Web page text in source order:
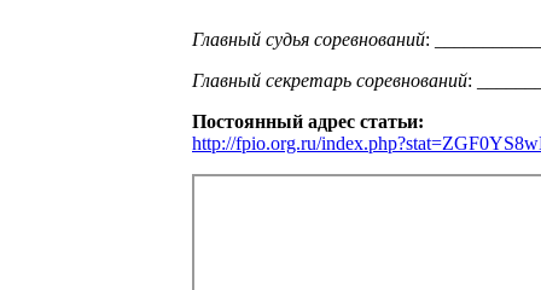
Главный судья соревнований:
Главный секретарь соревнований:
Постоянный адрес статьи:
http://fpio.org.ru/